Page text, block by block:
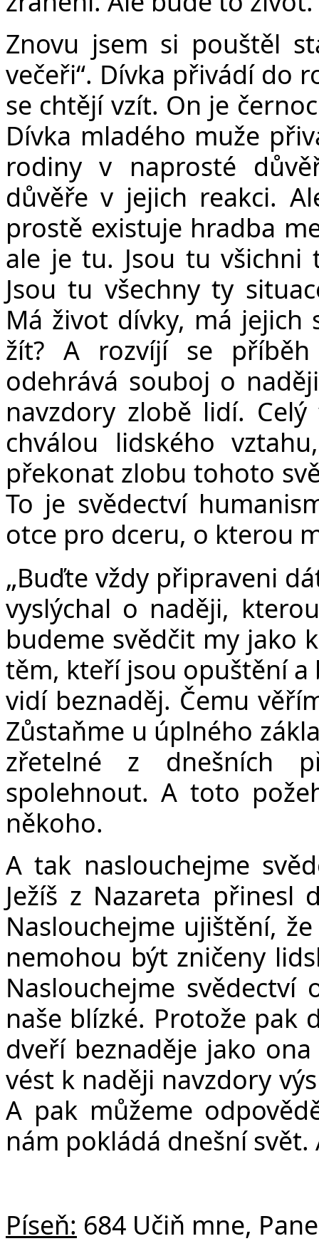
Znovu jsem si pouštěl
večeři“. Dívka přivádí do
se chtějí vzít. On je
Dívka mladého muže
rodiny v naprosté
důvěře v jejich reakci.
prostě existuje hradba
ale je tu. Jsou tu
Jsou tu všechny ty
Má život dívky, má jejich
žít? A rozvíjí se
odehrává souboj o
navzdory zlobě lidí.
chválou lidského
překonat zlobu tohoto
To je svědectví
otce pro dceru, o kterou
„Buďte vždy připraveni
vyslýchal o naději,
budeme svědčit my jako
těm, kteří jsou opuštění a
vidí beznaděj. Čemu
Zůstaňme u úplného
zřetelné z dnešních
spolehnout. A toto
někoho.
A tak naslouchejme
Ježíš z Nazareta přinesl
Naslouchejme ujištění,
nemohou být zničeny
Naslouchejme
naše blízké. Protože pak
dveří beznaděje jako
vést k naději navzdory
A pak můžeme
nám pokládá dnešní svět.
Píseň: 684 Učiň mne,